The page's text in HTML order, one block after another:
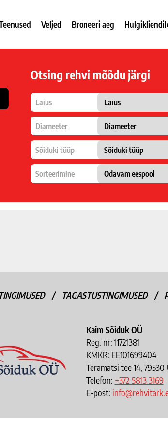
Veljed Broneeri aeg
Otsing rehvi mõõdu järgi
Laius
Diameeter
Sõiduki tüüp
Sorteerimine
/ TAGASTUSTINGIMUSED /
Kaim Sõiduk OÜ
Reg. nr: 11721381
KMKR: EE101699404
Teramatsi tee 14,
Telefon: +372 5813 3169
E-post: